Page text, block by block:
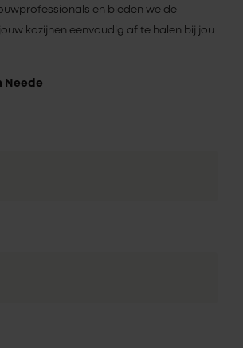
en bieden we de
kozijnen eenvoudig af te halen bij jou
Neede